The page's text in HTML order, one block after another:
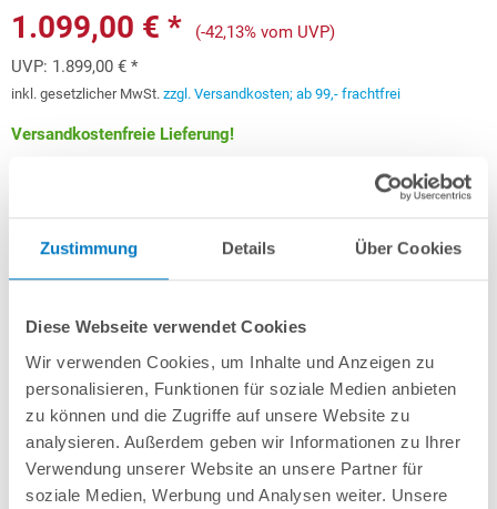
Zustimmung Details Über Cookies
Diese Webseite verwendet Cookies
Wir verwenden Cookies, um Inhalte und Anzeigen zu
personalisieren, Funktionen für soziale Medien anbieten
zu können und die Zugriffe auf unsere Website zu
analysieren. Außerdem geben wir Informationen zu Ihrer
Verwendung unserer Website an unsere Partner für
soziale Medien, Werbung und Analysen weiter. Unsere
1.099,00 € *
(-42,13% vom UVP)
UVP: 1.899,00 € *
inkl. gesetzlicher MwSt. zzgl. Versandkosten; ab 99,- frachtfrei
Versandkostenfreie Lieferung!
Weitere Informationen
Stahlwand-Ovalpool POOLSANAHQ Made Germany
- bestehend aus
ca. 0,8 mm starker, feuerverzinkter Stahlwand + sehr passgenauer,
sandfarbener PVC-Poolfolie 0,8 mm mitEinhängebiese+ Kombi-
Spezialhandlaufund Bodenschienenin grau.